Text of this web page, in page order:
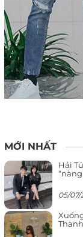
MỚI NHẤT
Hải
05/07/